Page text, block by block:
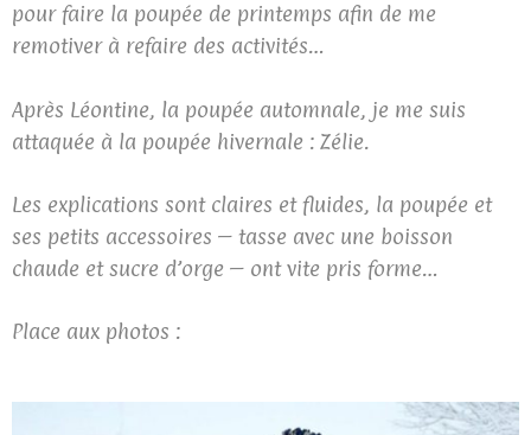
pour faire la poupée de printemps afin de me
remotiver à refaire des activités…
Après Léontine, la poupée automnale, je me suis
attaquée à la poupée hivernale : Zélie.
Les explications sont claires et fluides, la poupée et
ses petits accessoires – tasse avec une boisson
chaude et sucre d’orge – ont vite pris forme…
Place aux photos :